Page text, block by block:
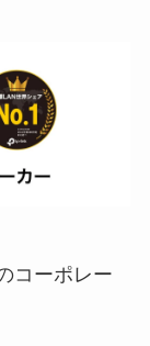
コーポレー